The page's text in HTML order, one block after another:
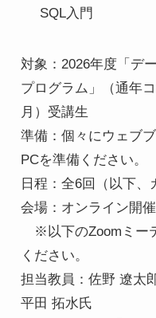
SQL入門
対象：2026年度「デ
プログラム」（通年
月）受講生
準備：個々にウェブ
PCを準備ください。
日程：全6回（以下、
会場：オンライン開
※以下のZoomミー
ください。
担当教員：佐野 遼太
平田 拓水氏